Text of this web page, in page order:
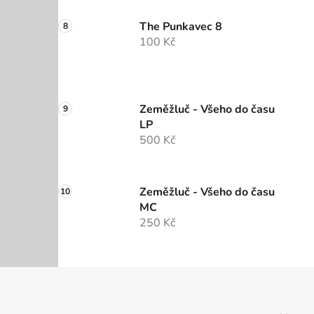
The Punkavec 8
100 Kč
Zeměžluč - Všeho do času
LP
500 Kč
Zeměžluč - Všeho do času
MC
250 Kč